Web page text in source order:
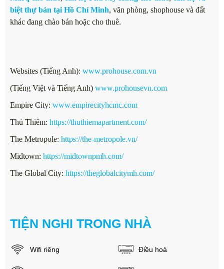
biệt thự bán tại Hồ Chí Minh, văn phòng, shophouse và đất
khác đang chào bán hoặc cho thuê.
Websites (Tiếng Anh): www.prohouse.com.vn
(Tiếng Việt và Tiếng Anh) www.prohousevn.com
Empire City: www.empirecityhcmc.com
Thủ Thiêm: https://thuthiemapartment.com/
The Metropole: https://the-metropole.vn/
Midtown: https://midtownpmh.com/
The Global City: https://theglobalcitymh.com/
TIỆN NGHI TRONG NHÀ
Wifi riêng Điều hoà